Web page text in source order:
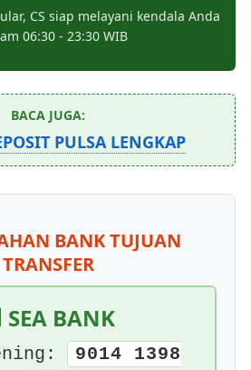
CS siap melayani kendala Anda
06:30 - 23:30 WIB
BACA JUGA:
PULSA LENGKAP
BANK TUJUAN
TRANSFER
SEA BANK
9014 1398